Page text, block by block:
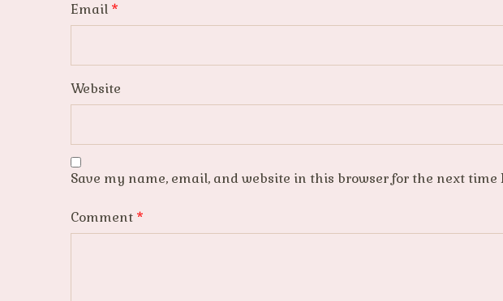
Email *
Website
Save my name, email, and website in this browser for the next time
Comment *